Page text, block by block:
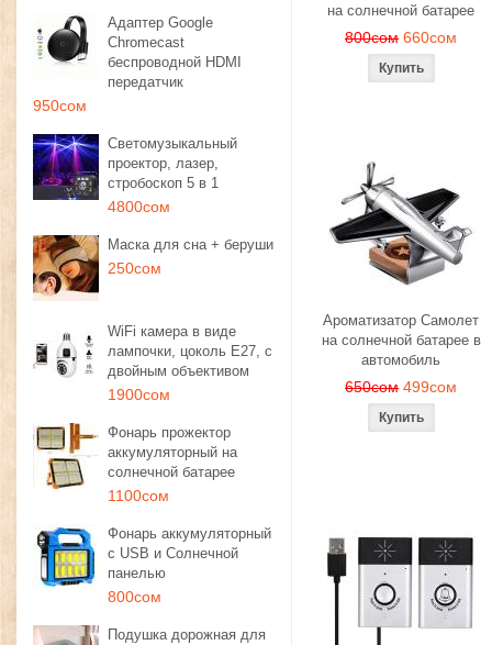
Адаптер Google
Chromecast
беспроводной HDMI
передатчик
950сом
Светомузыкальный
проектор, лазер,
стробоскоп 5 в 1
4800сом
Маска для сна + беруши
250сом
WiFi камера в виде
лампочки, цоколь E27, с
двойным объективом
1900сом
Фонарь прожектор
аккумуляторный на
солнечной батарее
1100сом
Фонарь аккумуляторный
с USB и Солнечной
панелью
800сом
Подушка дорожная для
на солнечной батарее
800сом 660сом
Ароматизатор Самолет
на солнечной батарее в
автомобиль
650сом 499сом